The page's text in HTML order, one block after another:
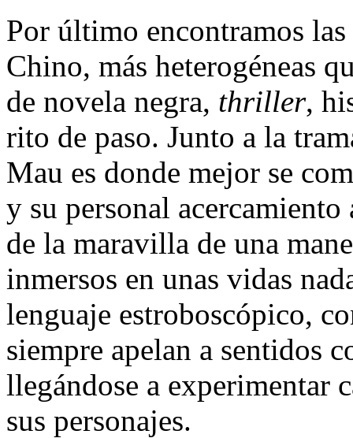
Por último encontramos
Chino, más heterogéneas
de novela negra, thriller,
rito de paso. Junto a la
Mau es donde mejor se
y su personal
de la maravilla de una
inmersos en unas vidas
lenguaje estroboscópico,
siempre apelan a sentidos
llegándose a experimentar
sus personajes.